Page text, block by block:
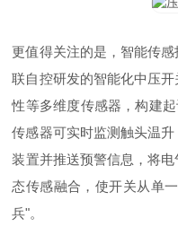
更值得关注的是，智能传
联自控研发的智能化中压
性等多维度传感器，构建
传感器可实时监测触头温
装置并推送预警信息，将
态传感融合，使开关从单
兵"。